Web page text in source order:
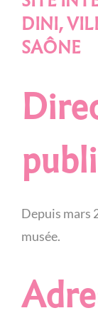
DINI,
SAÔNE
Depuis mars
musée.